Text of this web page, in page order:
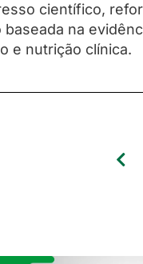
científico,
na
e nutrição clínica.